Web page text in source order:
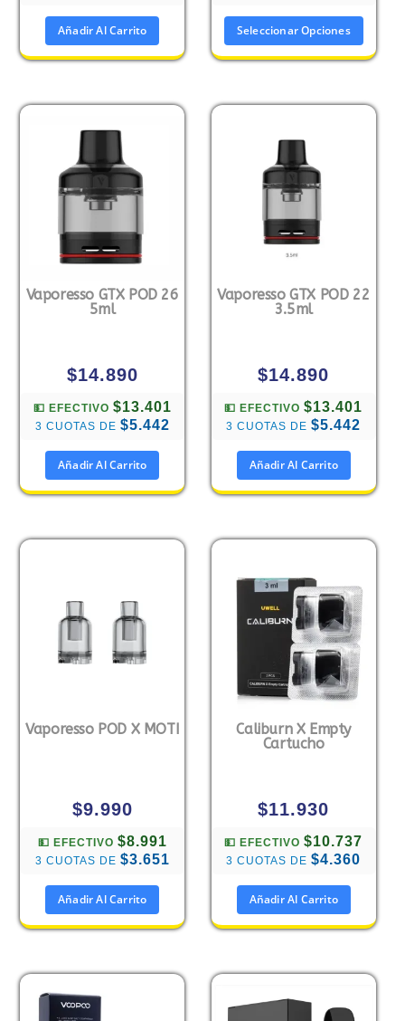
Añadir Al Carrito Seleccionar Opciones
Vaporesso GTX POD 26
5ml
$14.890
💵 EFECTIVO $13.401
3 CUOTAS DE $5.442
Añadir Al Carrito
Vaporesso GTX POD 22
3.5ml
$14.890
💵 EFECTIVO$13.401
3 CUOTAS DE$5.442
Añadir Al Carrito
Vaporesso POD X MOTI
$9.990
💵 EFECTIVO $8.991
3 CUOTAS DE $3.651
Añadir Al Carrito
Caliburn X Empty
Cartucho
$11.930
💵 EFECTIVO$10.737
3 CUOTAS DE$4.360
Añadir Al Carrito